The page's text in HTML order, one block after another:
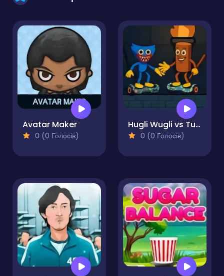
Avatar Maker
0 (0 Голосів)
Hugli Wugli vs Tung Tung Sahur
0 (0 Голосів)